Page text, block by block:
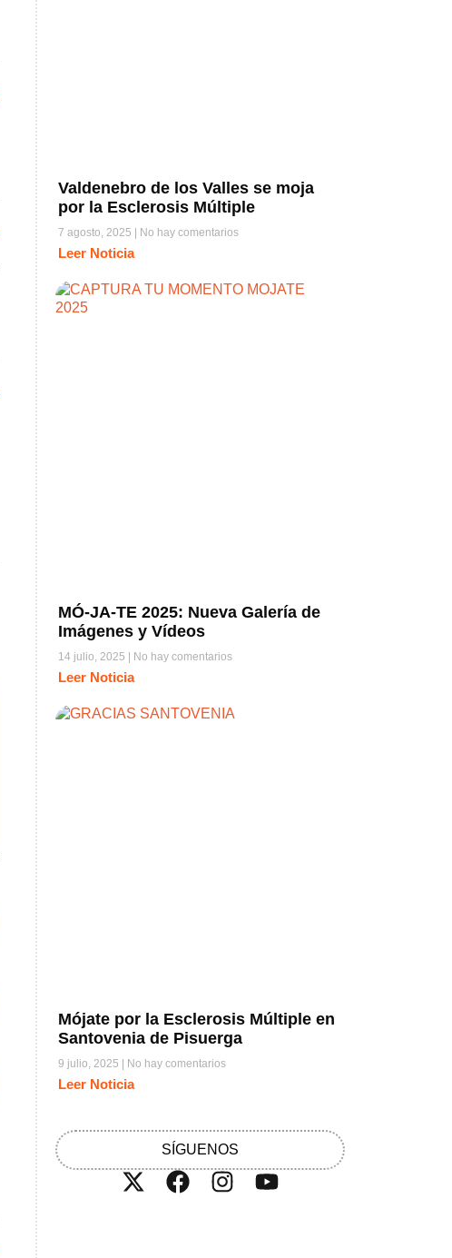
Valdenebro de los Valles se moja
por la Esclerosis Múltiple
7 agosto, 2025 No hay comentarios
Leer Noticia
MÓ-JA-TE 2025: Nueva Galería de
Imágenes y Vídeos
14 julio, 2025 No hay comentarios
Leer Noticia
Mójate por la Esclerosis Múltiple en
Santovenia de Pisuerga
9 julio, 2025 No hay comentarios
Leer Noticia
SÍGUENOS